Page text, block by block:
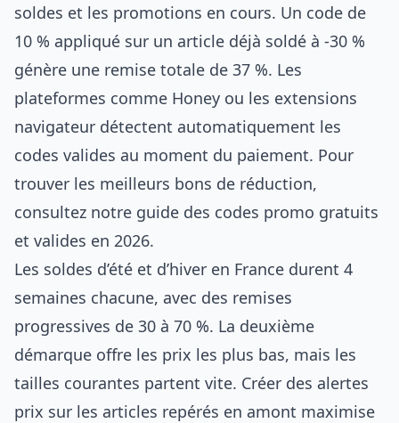
soldes et les promotions en cours. Un code de
10 % appliqué sur un article déjà soldé à -30 %
génère une remise totale de 37 %. Les
plateformes comme Honey ou les extensions
navigateur détectent automatiquement les
codes valides au moment du paiement. Pour
trouver les meilleurs bons de réduction,
consultez notre guide des codes promo gratuits
et valides en 2026.
Les soldes d’été et d’hiver en France durent 4
semaines chacune, avec des remises
progressives de 30 à 70 %. La deuxième
démarque offre les prix les plus bas, mais les
tailles courantes partent vite. Créer des alertes
prix sur les articles repérés en amont maximise